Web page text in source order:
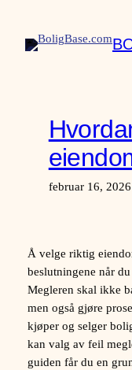
innhold
februar 16, 2026
Å velge riktig
beslutningene når
Megleren skal ikke
men også gjøre
kjøper og selger
kan valg av feil
guiden får du en